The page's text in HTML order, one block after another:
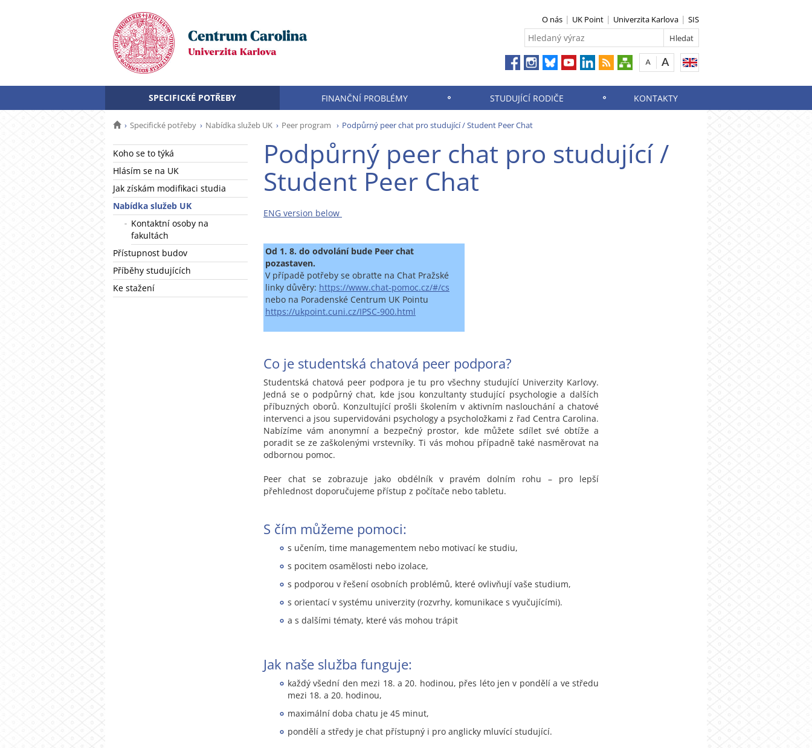
O nás UK Point Univerzita Karlova SIS
SPECIFICKÉ POTŘEBY FINANČNÍ PROBLÉMY STUDUJÍCÍ RODIČE KONTAKTY
Specifické potřeby Nabídka služeb UK Peer program Podpůrný peer chat pro studující / Student Peer Chat
Koho se to týká
Hlásím se na UK
Jak získám modifikaci studia
Nabídka služeb UK
Kontaktní osoby na
fakultách
Přístupnost budov
Příběhy studujících
Ke stažení
Podpůrný peer chat pro studující /
Student Peer Chat
ENG version below
Od 1. 8. do odvolání bude Peer chat
pozastaven.
V případě potřeby se obraťte na Chat Pražské
linky důvěry: https://www.chat-pomoc.cz/#/cs
nebo na Poradenské Centrum UK Pointu
https://ukpoint.cuni.cz/IPSC-900.html
Co je studentská chatová peer podpora?
Studentská chatová peer podpora je tu pro všechny studující Univerzity Karlovy.
Jedná se o podpůrný chat, kde jsou konzultanty studující psychologie a dalších
příbuzných oborů. Konzultující prošli školením v aktivním naslouchání a chatové
intervenci a jsou supervidováni psychology a psycholožkami z řad Centra Carolina.
Nabízíme vám anonymní a bezpečný prostor, kde můžete sdílet své obtíže a
poradit se ze zaškolenými vrstevníky. Ti vás mohou případně také nasměrovat na
odbornou pomoc.
Peer chat se zobrazuje jako obdélník v pravém dolním rohu – pro lepší
přehlednost doporučujeme přístup z počítače nebo tabletu.
S čím můžeme pomoci:
s učením, time managementem nebo motivací ke studiu,
s pocitem osamělosti nebo izolace,
s podporou v řešení osobních problémů, které ovlivňují vaše studium,
s orientací v systému univerzity (rozvrhy, komunikace s vyučujícími).
a s dalšími tématy, které vás mohou trápit
Jak naše služba funguje:
každý všední den mezi 18. a 20. hodinou, přes léto jen v pondělí a ve středu
mezi 18. a 20. hodinou,
maximální doba chatu je 45 minut,
pondělí a středy je chat přístupný i pro anglicky mluvící studující.